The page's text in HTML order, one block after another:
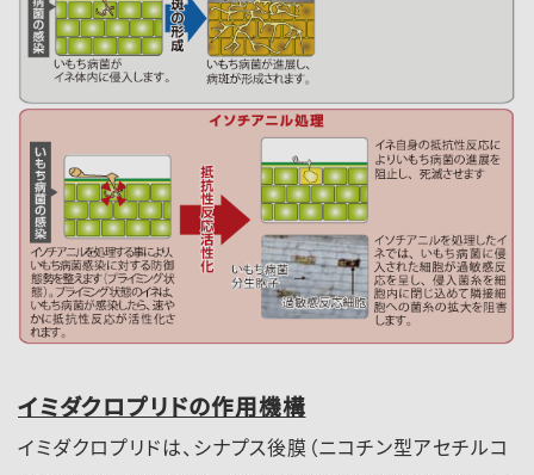
イミダクロプリドの作用機構
イミダクロプリドは、シナプス後膜（ニコチン型アセチルコ